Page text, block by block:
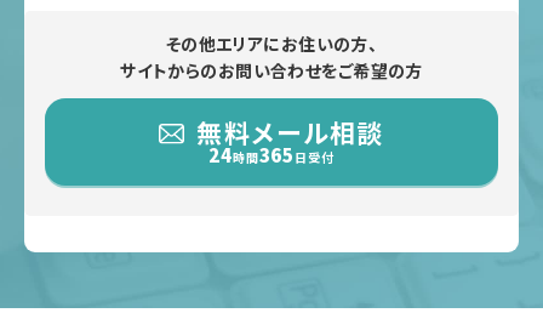
その他エリアにお住いの方、
サイトからのお問い合わせをご希望の方
無料メール相談
24時間365 日受付